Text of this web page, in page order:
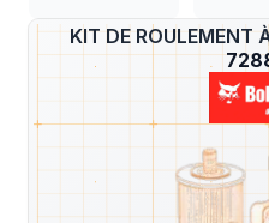
KIT DE ROULEMENT
Expédition et
Sous